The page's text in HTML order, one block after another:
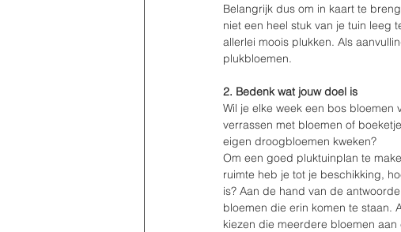
Belangrijk dus om in kaart te
niet een heel stuk van je tuin leeg
allerlei moois plukken. Als
plukbloemen.
2. Bedenk wat jouw doel is
Wil je elke week een bos
verrassen met bloemen of
eigen droogbloemen kweken?
Om een goed pluktuinplan te
ruimte heb je tot je beschikking,
is? Aan de hand van de
bloemen die erin komen te staan.
kiezen die meerdere bloemen